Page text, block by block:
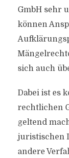
GmbH sehr
können
sich auch
Dabei ist es
rechtlichen
geltend
juristischen
andere